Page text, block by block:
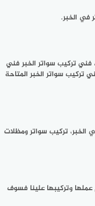
في الخبر.
فني تركيب سواتر الخبر فني
سواتر الخبر المتاحة
الخبر، تركيب سواتر ومظلات
عملها وتركيبها علينا فسوف